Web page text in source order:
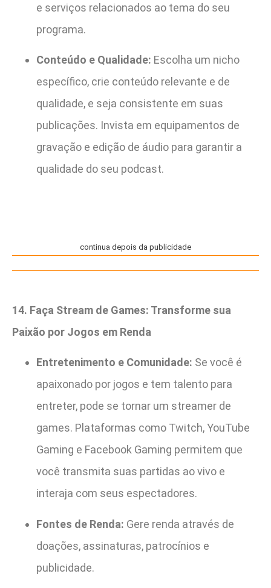
e serviços relacionados ao tema do seu
programa.
Conteúdo e Qualidade: Escolha um nicho
específico, crie conteúdo relevante e de
qualidade, e seja consistente em suas
publicações. Invista em equipamentos de
gravação e edição de áudio para garantir a
qualidade do seu podcast.
continua depois da publicidade
14. Faça Stream de Games: Transforme sua
Paixão por Jogos em Renda
Entretenimento e Comunidade: Se você é
apaixonado por jogos e tem talento para
entreter, pode se tornar um streamer de
games. Plataformas como Twitch, YouTube
Gaming e Facebook Gaming permitem que
você transmita suas partidas ao vivo e
interaja com seus espectadores.
Fontes de Renda: Gere renda através de
doações, assinaturas, patrocínios e
publicidade.